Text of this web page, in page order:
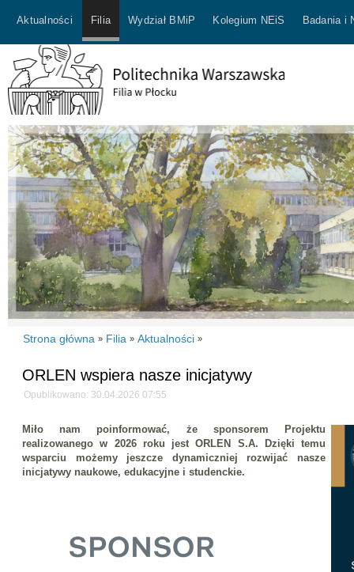
Aktualności Filia Wydział BMiP Kolegium NEiS Badania i
Strona główna » Filia » Aktualności »
ORLEN wspiera nasze inicjatywy
Opublikowano: 30.04.2026 07:55
Miło nam poinformować, że sponsorem Projektu
realizowanego w 2026 roku jest ORLEN S.A. Dzięki temu
wsparciu możemy jeszcze dynamiczniej rozwijać nasze
inicjatywy naukowe, edukacyjne i studenckie.